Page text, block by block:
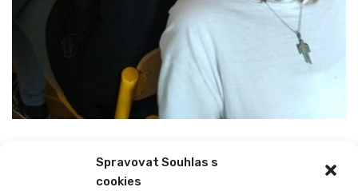
Spravovat Souhlas s
cookies
NEXT